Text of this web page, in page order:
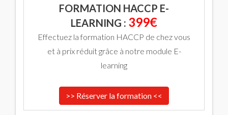
FORMATION HACCP E-
LEARNING : 399€
Effectuez la formation HACCP de chez vous
et à prix réduit grâce à notre module E-
learning
>> Réserver la formation <<